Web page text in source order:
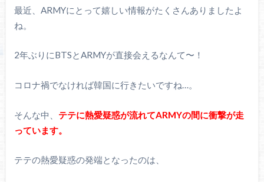
最近、ARMYにとって嬉しい情報がたくさんありましたよ
ね。
2年ぶりにBTSとARMYが直接会えるなんて〜！
コロナ禍でなければ韓国に行きたいですね…。
そんな中、 テテに熱愛疑惑が流れてARMYの間に衝撃が走
っています。
テテの熱愛疑惑の発端となったのは、